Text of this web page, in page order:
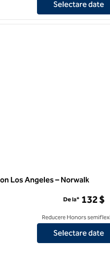
Selectare date
1
Los Angeles – Norwalk
by Hilton Los Angeles -
De la* 132 $
Reducere Honors
Selectare date